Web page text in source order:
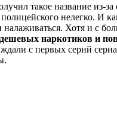
такое название
нелегко. И
налаживаться. Хотя и с
наркотиков и
с первых серий